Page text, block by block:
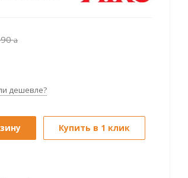
дешевле?
Купить в 1 клик